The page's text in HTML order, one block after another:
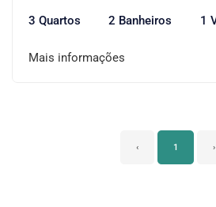
3 Quartos 2 Banheiros 1
Mais informações
‹ 1 ›